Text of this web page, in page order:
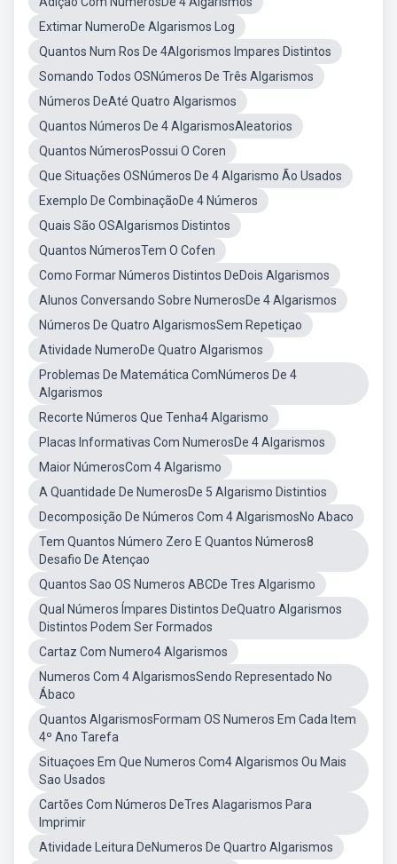
Extimar NumeroDe Algarismos Log
Quantos Num Ros De 4Algorismos Impares Distintos
Somando Todos OSNúmeros De Três Algarismos
Números DeAté Quatro Algarismos
Quantos Números De 4 AlgarismosAleatorios
Quantos NúmerosPossui O Coren
Que Situações OSNúmeros De 4 Algarismo Ão Usados
Exemplo De CombinaçãoDe 4 Números
Quais São OSAlgarismos Distintos
Quantos NúmerosTem O Cofen
Como Formar Números Distintos DeDois Algarismos
Alunos Conversando Sobre NumerosDe 4 Algarismos
Números De Quatro AlgarismosSem Repetiçao
Atividade NumeroDe Quatro Algarismos
Problemas De Matemática ComNúmeros De 4
Algarismos
Recorte Números Que Tenha4 Algarismo
Placas Informativas Com NumerosDe 4 Algarismos
Maior NúmerosCom 4 Algarismo
A Quantidade De NumerosDe 5 Algarismo Distintios
Decomposição De Números Com 4 AlgarismosNo Abaco
Tem Quantos Número Zero E Quantos Números8
Desafio De Atençao
Quantos Sao OS Numeros ABCDe Tres Algarismo
Qual Números Ímpares Distintos DeQuatro Algarismos
Distintos Podem Ser Formados
Cartaz Com Numero4 Algarismos
Numeros Com 4 AlgarismosSendo Representado No
Ábaco
Quantos AlgarismosFormam OS Numeros Em Cada Item
4º Ano Tarefa
Situaçoes Em Que Numeros Com4 Algarismos Ou Mais
Sao Usados
Cartões Com Números DeTres Alagarismos Para
Imprimir
Atividade Leitura DeNumeros De Quartro Algarismos